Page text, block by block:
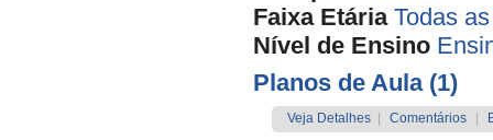
Faixa Etária Todas
Nível de Ensino
Planos de Aula (1)
Veja Detalhes Comentários